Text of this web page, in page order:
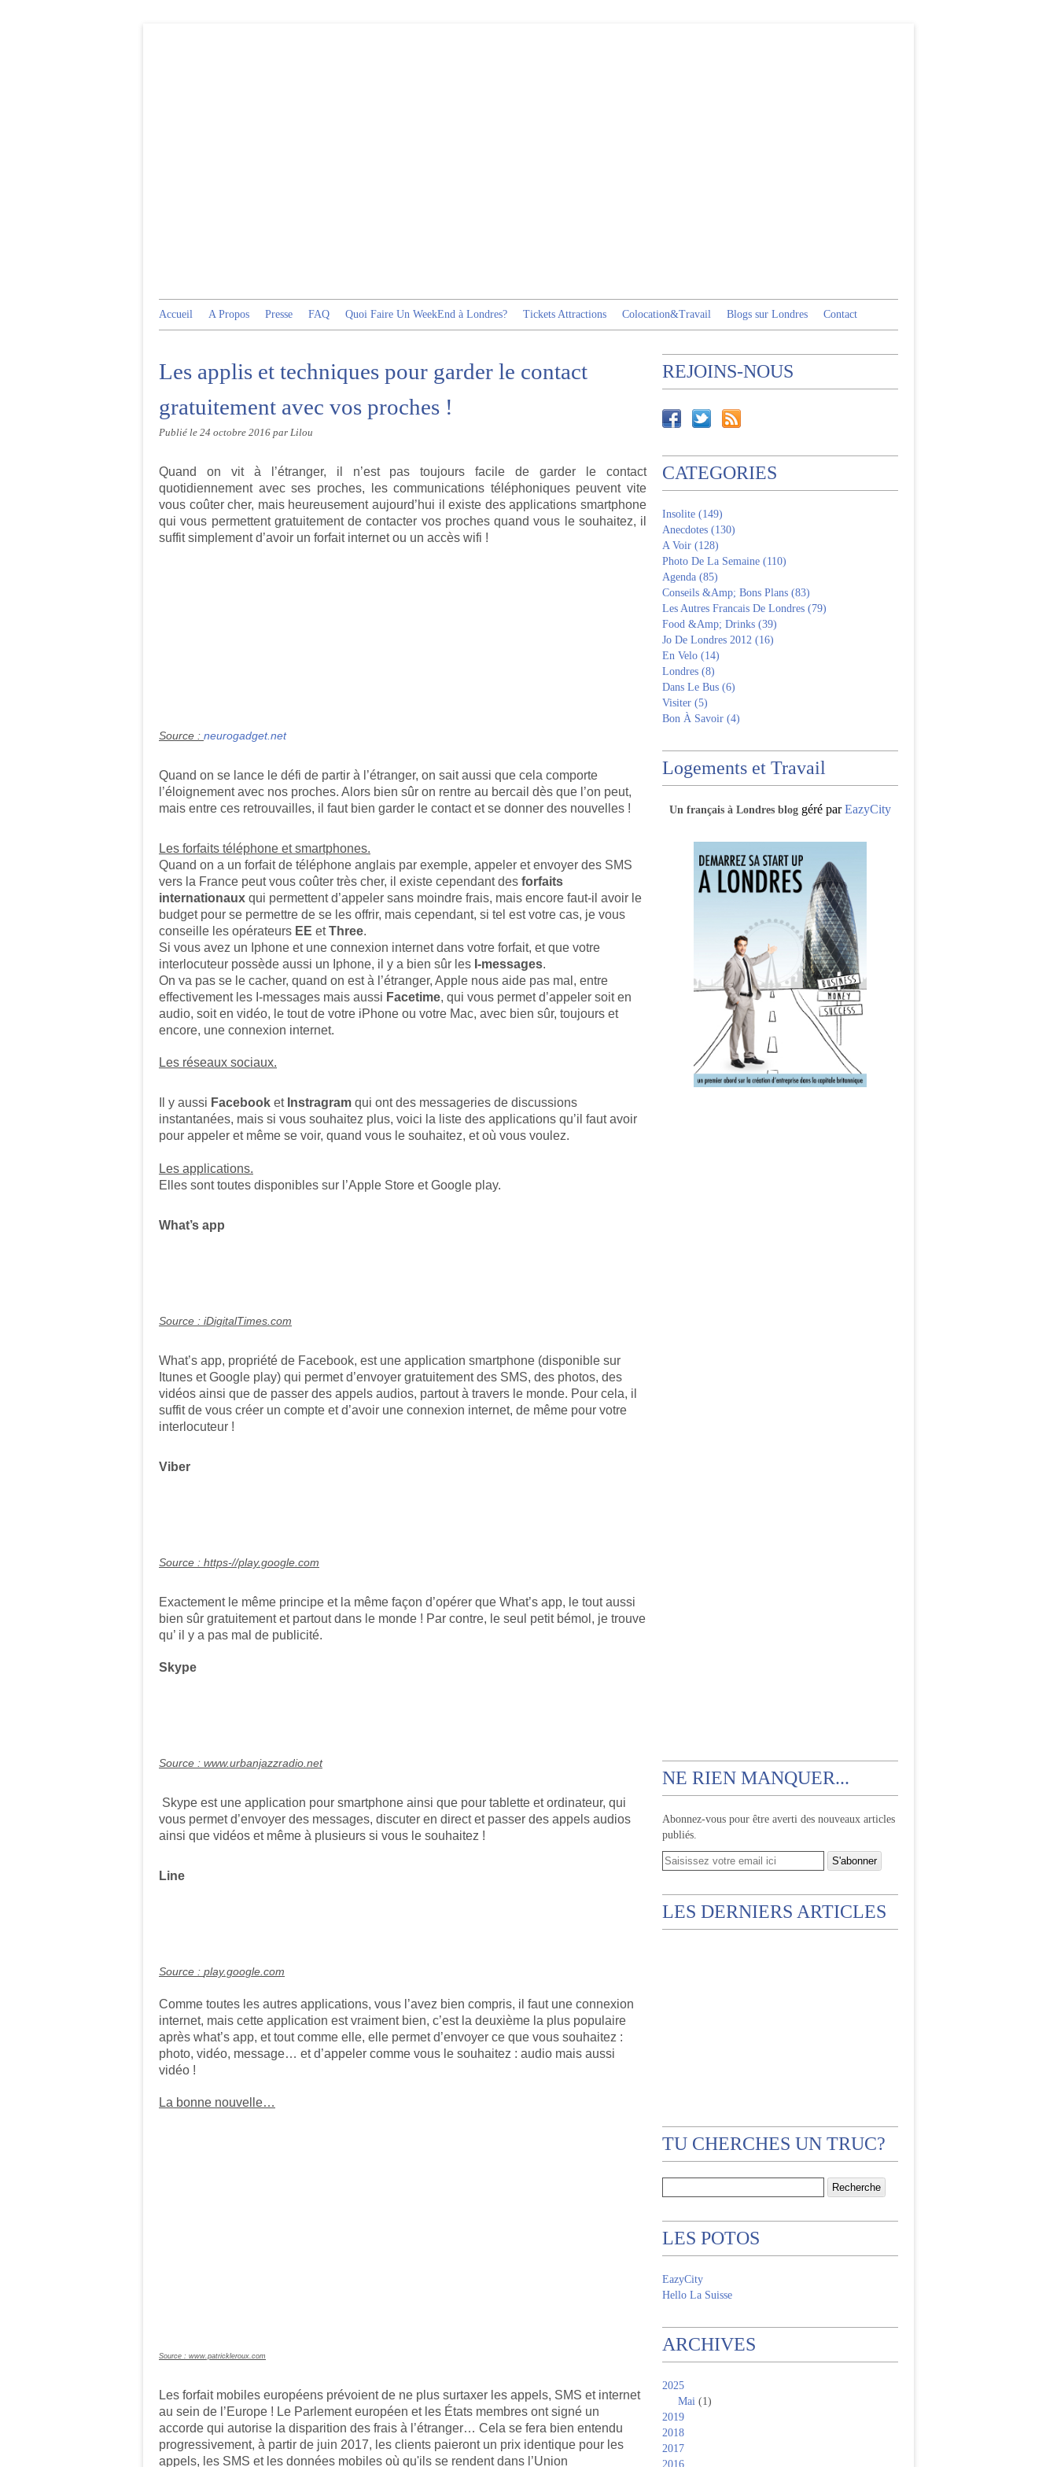
Accueil A Propos Presse FAQ Quoi Faire Un WeekEnd à Londres? Tickets Attractions Colocation&Travail Blogs sur Londres Contact
Les applis et techniques pour garder le contact
gratuitement avec vos proches !
Publié le 24 octobre 2016 par Lilou
Quand on vit à l’étranger, il n’est pas toujours facile de garder le contact
quotidiennement avec ses proches, les communications téléphoniques peuvent vite
vous coûter cher, mais heureusement aujourd’hui il existe des applications smartphone
qui vous permettent gratuitement de contacter vos proches quand vous le souhaitez, il
suffit simplement d’avoir un forfait internet ou un accès wifi !
Source : neurogadget.net
Quand on se lance le défi de partir à l’étranger, on sait aussi que cela comporte
l’éloignement avec nos proches. Alors bien sûr on rentre au bercail dès que l’on peut,
mais entre ces retrouvailles, il faut bien garder le contact et se donner des nouvelles !
Les forfaits téléphone et smartphones.
Quand on a un forfait de téléphone anglais par exemple, appeler et envoyer des SMS
vers la France peut vous coûter très cher, il existe cependant des forfaits
internationaux qui permettent d’appeler sans moindre frais, mais encore faut-il avoir le
budget pour se permettre de se les offrir, mais cependant, si tel est votre cas, je vous
conseille les opérateurs EE etThree.
Si vous avez un Iphone et une connexion internet dans votre forfait, et que votre
interlocuteur possède aussi un Iphone, il y a bien sûr les I-messages.
On va pas se le cacher, quand on est à l’étranger, Apple nous aide pas mal, entre
effectivement les I-messages mais aussi Facetime, qui vous permet d’appeler soit en
audio, soit en vidéo, le tout de votre iPhone ou votre Mac, avec bien sûr, toujours et
encore, une connexion internet.
Les réseaux sociaux.
Il y aussi Facebook et Instragram qui ont des messageries de discussions
instantanées, mais si vous souhaitez plus, voici la liste des applications qu’il faut avoir
pour appeler et même se voir, quand vous le souhaitez, et où vous voulez.
Les applications.
Elles sont toutes disponibles sur l’Apple Store et Google play.
What’s app
Source : iDigitalTimes.com
What’s app, propriété de Facebook, est une application smartphone (disponible sur
Itunes et Google play) qui permet d’envoyer gratuitement des SMS, des photos, des
vidéos ainsi que de passer des appels audios, partout à travers le monde. Pour cela, il
suffit de vous créer un compte et d’avoir une connexion internet, de même pour votre
interlocuteur !
Viber
Source : https-//play.google.com
Exactement le même principe et la même façon d’opérer que What’s app, le tout aussi
bien sûr gratuitement et partout dans le monde ! Par contre, le seul petit bémol, je trouve
qu’ il y a pas mal de publicité.
Skype
Source : www.urbanjazzradio.net
Skype est une application pour smartphone ainsi que pour tablette et ordinateur, qui
vous permet d’envoyer des messages, discuter en direct et passer des appels audios
ainsi que vidéos et même à plusieurs si vous le souhaitez !
Line
Source : play.google.com
Comme toutes les autres applications, vous l’avez bien compris, il faut une connexion
internet, mais cette application est vraiment bien, c’est la deuxième la plus populaire
après what’s app, et tout comme elle, elle permet d’envoyer ce que vous souhaitez :
photo, vidéo, message… et d’appeler comme vous le souhaitez : audio mais aussi
vidéo !
La bonne nouvelle…
Source : www.patrickleroux.com
Les forfait mobiles européens prévoient de ne plus surtaxer les appels, SMS et internet
au sein de l’Europe ! Le Parlement européen et les États membres ont signé un
accorde qui autorise la disparition des frais à l’étranger… Cela se fera bien entendu
progressivement, à partir de juin 2017, les clients paieront un prix identique pour les
appels, les SMS et les données mobiles où qu'ils se rendent dans l’Union
REJOINS-NOUS
CATEGORIES
Insolite (149)
Anecdotes (130)
A Voir (128)
Photo De La Semaine (110)
Agenda (85)
Conseils &Amp; Bons Plans (83)
Les Autres Francais De Londres (79)
Food &Amp; Drinks (39)
Jo De Londres 2012 (16)
En Velo (14)
Londres (8)
Dans Le Bus (6)
Visiter (5)
Bon À Savoir (4)
Logements et Travail
Un français à Londres blog géré parEazyCity
NE RIEN MANQUER...
Abonnez-vous pour être averti des nouveaux articles
publiés.
LES DERNIERS ARTICLES
TU CHERCHES UN TRUC?
LES POTOS
EazyCity
Hello La Suisse
ARCHIVES
2025
Mai (1)
2019
2018
2017
2016